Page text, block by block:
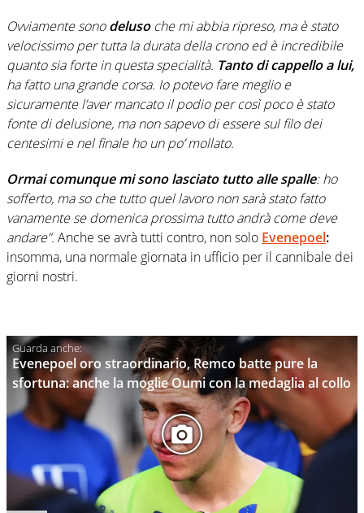
Ovviamente sonodelusoche mi abbia ripreso, ma è stato
velocissimo per tutta la durata della crono ed è incredibile
quanto sia forte in questa specialità. Tanto di cappello a lui,
ha fatto una grande corsa. Io potevo fare meglio e
sicuramente l’aver mancato il podio per così poco è stato
fonte di delusione, ma non sapevo di essere sul filo dei
centesimi e nel finale ho un po’ mollato.
Ormai comunque mi sono lasciato tutto alle spalle: ho
sofferto, ma so che tutto quel lavoro non sarà stato fatto
vanamente se domenica prossima tutto andrà come deve
andare”. Anche se avrà tutti contro, non solo Evenepoel:
insomma, una normale giornata in ufficio per il cannibale dei
giorni nostri.
Evenepoel oro straordinario, Remco batte pure la
sfortuna: anche la moglie Oumi con la medaglia al collo